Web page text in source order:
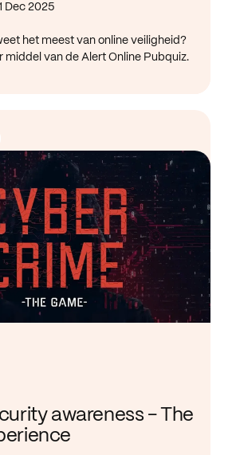
Dec 2025
het meest van online veiligheid?
middel van de Alert Online Pubquiz.
awareness - The